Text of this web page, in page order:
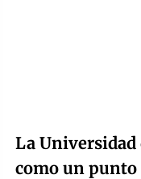
La Universidad
como un